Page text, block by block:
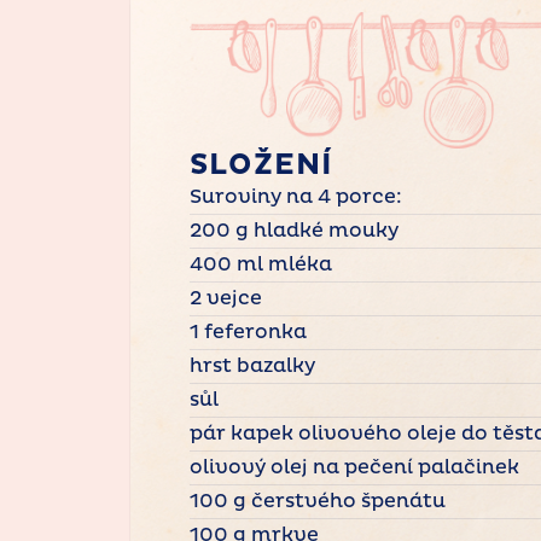
SLOŽENÍ
Suroviny na 4 porce:
200 g hladké mouky
400 ml mléka
2 vejce
1 feferonka
hrst bazalky
sůl
pár kapek olivového oleje do
olivový olej na pečení palačinek
100 g čerstvého špenátu
100 g mrkve